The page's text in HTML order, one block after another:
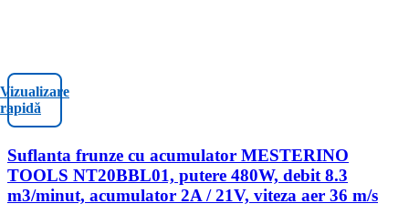
Vizualizare
rapidă
Suflanta frunze cu acumulator MESTERINO
TOOLS NT20BBL01, putere 480W, debit 8.3
m3/minut, acumulator 2A / 21V, viteza aer 36 m/s